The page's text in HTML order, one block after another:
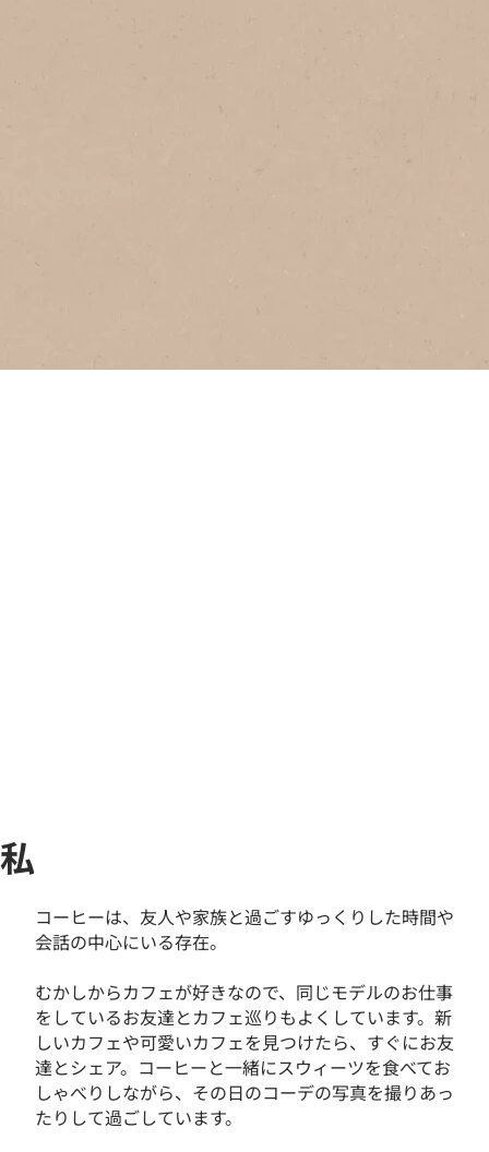
コーヒーは、友人や家族と過ごすゆっくりした時間や
会話の中心にいる存在。
むかしからカフェが好きなので、同じモデルのお仕事
をしているお友達とカフェ巡りもよくしています。新
しいカフェや可愛いカフェを見つけたら、すぐにお友
達とシェア。コーヒーと一緒にスウィーツを食べてお
しゃべりしながら、その日のコーデの写真を撮りあっ
たりして過ごしています。